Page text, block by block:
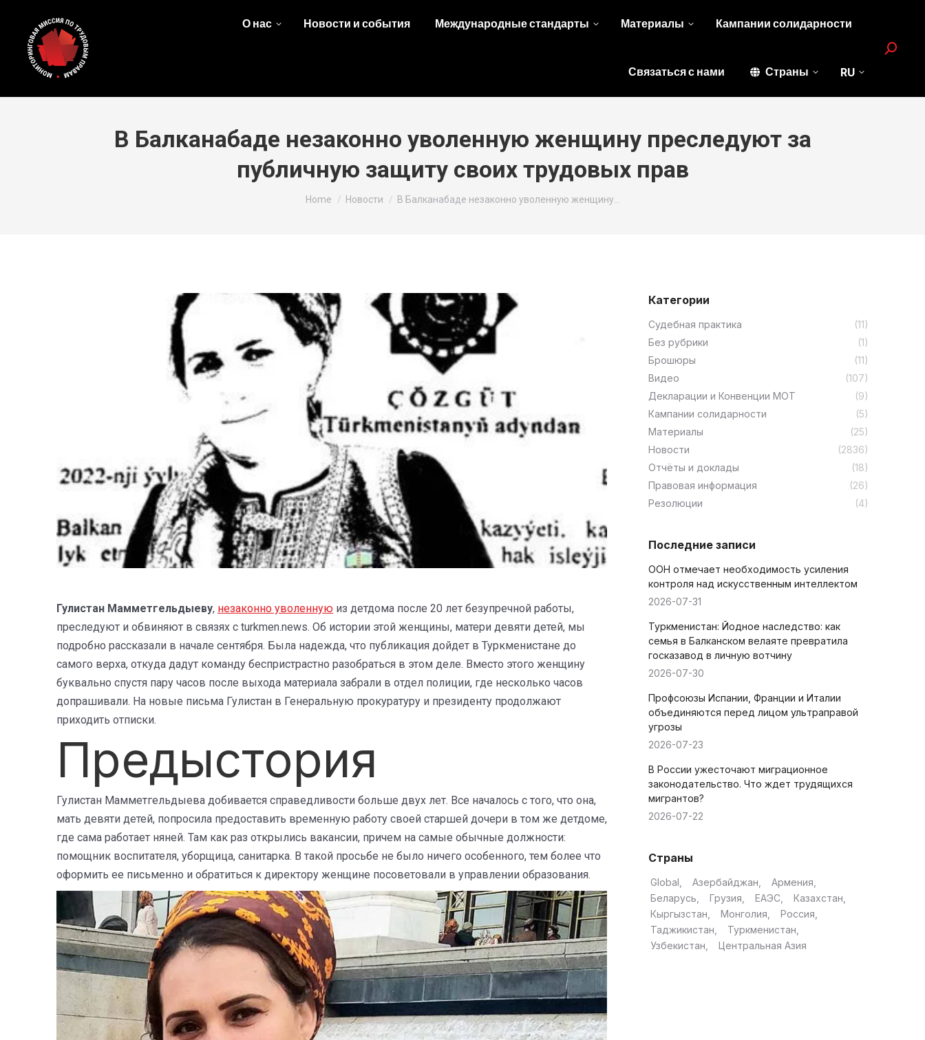
О нас Новости и события Международные стандарты Материалы Кампании солидарности
Связаться с нами Страны RU
Search:
В Балканабаде незаконно уволенную женщину преследуют за
публичную защиту своих трудовых прав
You are here:
Home Новости В Балканабаде незаконно уволенную женщину…
Гулистан Мамметгельдыеву, незаконно уволенную из детдома после 20 лет безупречной работы,
преследуют и обвиняют в связях с turkmen.news. Об истории этой женщины, матери девяти детей, мы
подробно рассказали в начале сентября. Была надежда, что публикация дойдет в Туркменистане до
самого верха, откуда дадут команду беспристрастно разобраться в этом деле. Вместо этого женщину
буквально спустя пару часов после выхода материала забрали в отдел полиции, где несколько часов
допрашивали. На новые письма Гулистан в Генеральную прокуратуру и президенту продолжают
приходить отписки.
Предыстория
Гулистан Мамметгельдыева добивается справедливости больше двух лет. Все началось с того, что она,
мать девяти детей, попросила предоставить временную работу своей старшей дочери в том же детдоме,
где сама работает няней. Там как раз открылись вакансии, причем на самые обычные должности:
помощник воспитателя, уборщица, санитарка. В такой просьбе не было ничего особенного, тем более что
оформить ее письменно и обратиться к директору женщине посоветовали в управлении образования.
Категории
Cудебная практика
(11)
Без рубрики
(1)
Брошюры
(11)
Видео
(107)
Декларации и Конвенции МОТ
(9)
Кампании солидарности
(5)
Материалы
(25)
Новости
(2836)
Отчёты и доклады
(18)
Правовая информация
(26)
Резолюции
(4)
Последние записи
ООН отмечает необходимость усиления
контроля над искусственным интеллектом
2026-07-31
Туркменистан: Йодное наследство: как
семья в Балканском велаяте превратила
госказавод в личную вотчину
2026-07-30
Профсоюзы Испании, Франции и Италии
объединяются перед лицом ультраправой
угрозы
2026-07-23
В России ужесточают миграционное
законодательство. Что ждет трудящихся
мигрантов?
2026-07-22
Страны
Global Азербайджан
Армения
Беларусь
Грузия ЕАЭС
Казахстан
Кыргызстан
Монголия
Россия
Таджикистан
Туркменистан
Узбекистан
Центральная Азия